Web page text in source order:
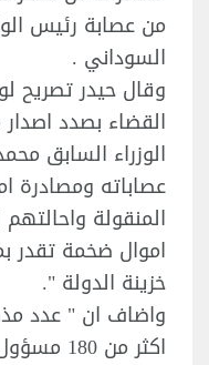
من عصابة رئيس
السوداني .
وقال حيدر تصريح
القضاء بصدد
الوزراء السابق
عصاباته ومصادرة
المنقولة
اموال ضخمة تقدر
خزينة الدولة ".
واضاف ان " عدد
اكثر